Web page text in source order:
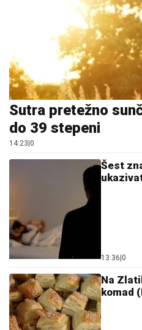
Sutra pretežno
do 39 stepeni
14:23 0
Šest
13:36 0
Na
komad